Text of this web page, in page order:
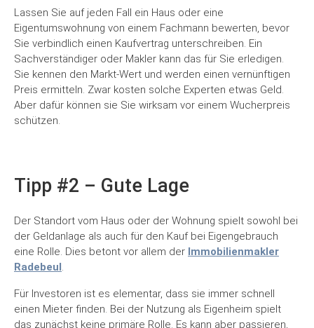
Lassen Sie auf jeden Fall ein Haus oder eine
Eigentumswohnung von einem Fachmann bewerten, bevor
Sie verbindlich einen Kaufvertrag unterschreiben. Ein
Sachverständiger oder Makler kann das für Sie erledigen.
Sie kennen den Markt-Wert und werden einen vernünftigen
Preis ermitteln. Zwar kosten solche Experten etwas Geld.
Aber dafür können sie Sie wirksam vor einem Wucherpreis
schützen.
Tipp #2 – Gute Lage
Der Standort vom Haus oder der Wohnung spielt sowohl bei
der Geldanlage als auch für den Kauf bei Eigengebrauch
eine Rolle. Dies betont vor allem der Immobilienmakler
Radebeul.
Für Investoren ist es elementar, dass sie immer schnell
einen Mieter finden. Bei der Nutzung als Eigenheim spielt
das zunächst keine primäre Rolle. Es kann aber passieren,